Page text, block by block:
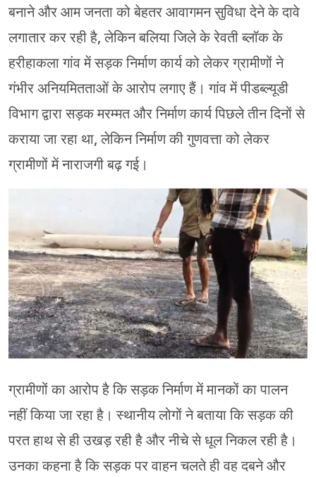
बनाने और आम जनता को बेहतर आवागमन सुविधा देने के दावे
लगातार कर रही है, लेकिन बलिया जिले के रेवती ब्लॉक के
हरीहाकला गांव में सड़क निर्माण कार्य को लेकर ग्रामीणों ने
गंभीर अनियमितताओं के आरोप लगाए हैं। गांव में पीडब्ल्यूडी
विभाग द्वारा सड़क मरम्मत और निर्माण कार्य पिछले तीन दिनों से
कराया जा रहा था, लेकिन निर्माण की गुणवत्ता को लेकर
ग्रामीणों में नाराजगी बढ़ गई।
ग्रामीणों का आरोप है कि सड़क निर्माण में मानकों का पालन
नहीं किया जा रहा है। स्थानीय लोगों ने बताया कि सड़क की
परत हाथ से ही उखड़ रही है और नीचे से धूल निकल रही है।
उनका कहना है कि सड़क पर वाहन चलते ही वह दबने और